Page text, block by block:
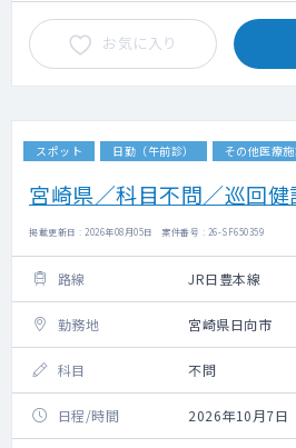
お気に入り
スポット 日勤（午前診） その他医療
宮崎県／科目不問／巡回健
掲載更新日 : 2026年08月05日 案件番号 : 26-SF650359
路線 JR日豊本線
勤務地 宮崎県日向市
科目 不問
日程/時間 2026年10月7日